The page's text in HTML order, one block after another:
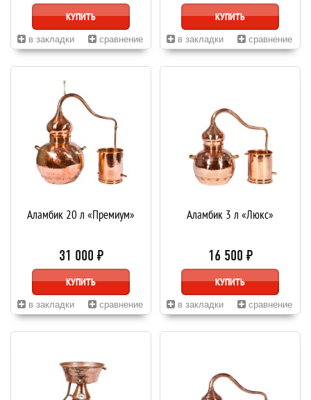
КУПИТЬ
в закладки сравнение
КУПИТЬ
в закладки сравнение
Аламбик 20 л «Премиум»
31 000 ₽
КУПИТЬ
в закладки сравнение
Аламбик 3 л «Люкс»
16 500 ₽
КУПИТЬ
в закладки сравнение